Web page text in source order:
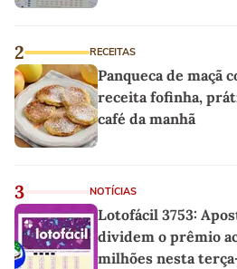
2 RECEITAS
Panqueca de maçã
receita fofinha,
café da manhã
3 NOTÍCIAS
Lotofácil 3753:
dividem o prêmio
milhões nesta